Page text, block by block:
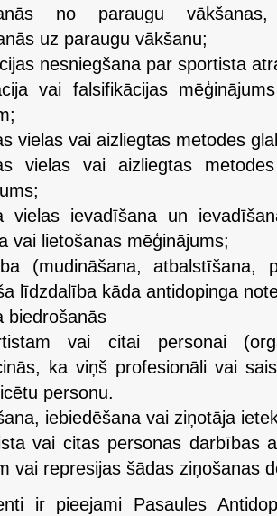
no paraugu
uz paraugu vākšanu;
nesniegšana par sportista
vai falsifikācijas
vielas vai aizliegtas metodes
vielas vai aizliegtas
vielas ievadīšana un
vai lietošanas mēģinājums;
(mudināšana, atbalstīšana,
līdzdalība kāda antidopinga
biedrošanās
vai citai personai
ka viņš profesionāli vai
personu.
iebiedēšana vai ziņotāja
vai citas personas darbības
vai represijas šādas ziņošanas
ir pieejami Pasaules